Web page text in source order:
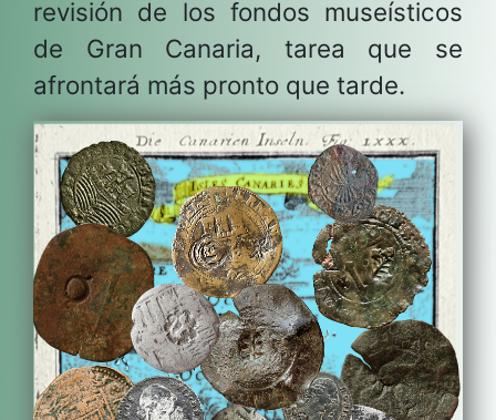
revisión de los fondos museísticos
de Gran Canaria, tarea que se
afrontará más pronto que tarde.